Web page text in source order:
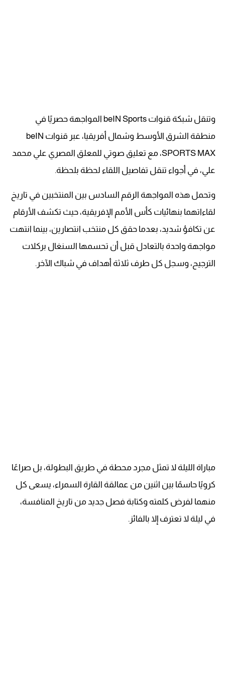
وتنقل شبكة قنوات beIN Sports المواجهة حصريًا في
منطقة الشرق الأوسط وشمال أفريقيا، عبر قنوات beIN
SPORTS MAX، مع تعليق صوتي للمعلق المصري علي محمد
علي، في أجواء تنقل تفاصيل اللقاء لحظة بلحظة.
وتحمل هذه المواجهة الرقم السادس بين المنتخبين في تاريخ
لقاءاتهما بنهائيات كأس الأمم الإفريقية، حيث تكشف الأرقام
عن تكافؤ شديد، بعدما حقق كل منتخب انتصارين، بينما انتهت
مواجهة واحدة بالتعادل قبل أن تحسمها السنغال بركلات
الترجيح، وسجل كل طرف ثلاثة أهداف في شباك الآخر.
مباراة الليلة لا تمثل مجرد محطة في طريق البطولة، بل صراعًا
كرويًا حاسمًا بين اثنين من عمالقة القارة السمراء، يسعى كل
منهما لفرض كلمته وكتابة فصل جديد من تاريخ المنافسة،
في ليلة لا تعترف إلا بالفائز.